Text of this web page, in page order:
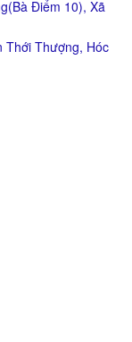
Điểm 10), Xã
Thới Thượng, Hóc